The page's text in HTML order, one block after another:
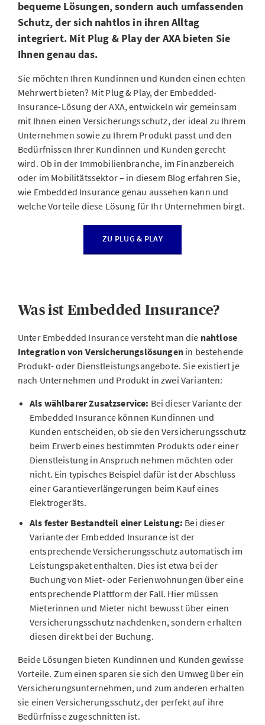
bequeme Lösungen, sondern auch umfassenden
Schutz, der sich nahtlos in ihren Alltag
integriert. Mit Plug & Play der AXA bieten Sie
Ihnen genau das.
Sie möchten Ihren Kundinnen und Kunden einen echten
Mehrwert bieten? Mit Plug & Play, der Embedded-
Insurance-Lösung der AXA, entwickeln wir gemeinsam
mit Ihnen einen Versicherungsschutz, der ideal zu Ihrem
Unternehmen sowie zu Ihrem Produkt passt und den
Bedürfnissen Ihrer Kundinnen und Kunden gerecht
wird. Ob in der Immobilienbranche, im Finanzbereich
oder im Mobilitätssektor – in diesem Blog erfahren Sie,
wie Embedded Insurance genau aussehen kann und
welche Vorteile diese Lösung für Ihr Unternehmen birgt.
ZU PLUG & PLAY
Was ist Embedded Insurance?
Unter Embedded Insurance versteht man die nahtlose
Integration von Versicherungslösungenin bestehende
Produkt- oder Dienstleistungsangebote. Sie existiert je
nach Unternehmen und Produkt in zwei Varianten:
Als wählbarer Zusatzservice: Bei dieser Variante der
Embedded Insurance können Kundinnen und
Kunden entscheiden, ob sie den Versicherungsschutz
beim Erwerb eines bestimmten Produkts oder einer
Dienstleistung in Anspruch nehmen möchten oder
nicht. Ein typisches Beispiel dafür ist der Abschluss
einer Garantieverlängerungen beim Kauf eines
Elektrogeräts.
Als fester Bestandteil einer Leistung: Bei dieser
Variante der Embedded Insurance ist der
entsprechende Versicherungsschutz automatisch im
Leistungspaket enthalten. Dies ist etwa bei der
Buchung von Miet- oder Ferienwohnungen über eine
entsprechende Plattform der Fall. Hier müssen
Mieterinnen und Mieter nicht bewusst über einen
Versicherungsschutz nachdenken, sondern erhalten
diesen direkt bei der Buchung.
Beide Lösungen bieten Kundinnen und Kunden gewisse
Vorteile. Zum einen sparen sie sich den Umweg über ein
Versicherungsunternehmen, und zum anderen erhalten
sie einen Versicherungsschutz, der perfekt auf ihre
Bedürfnisse zugeschnitten ist.